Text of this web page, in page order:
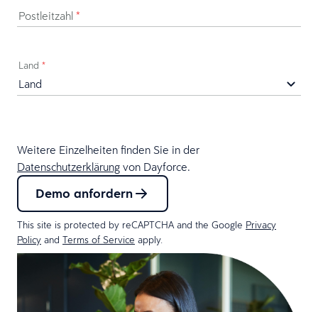
Postleitzahl *
Land *
Weitere Einzelheiten finden Sie in der
Datenschutzerklärung von Dayforce.
Demo anfordern
This site is protected by reCAPTCHA and the Google Privacy
Policy and Terms of Service apply.